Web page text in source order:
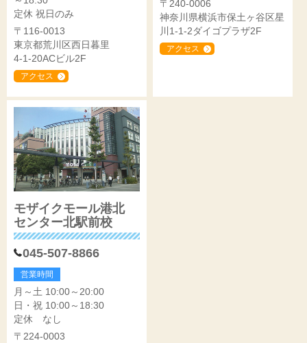
定休 祝日のみ
〒116-0013
東京都荒川区西日暮里
4-1-20ACビル2F
アクセス
〒240-0006
神奈川県横浜市保土ヶ谷区星
川1-1-2ダイゴプラザ2F
アクセス
モザイクモール港北
センター北駅前校
045-507-8866
営業時間
月～土 10:00～20:00
日・祝 10:00～18:30
定休 なし
〒224-0003